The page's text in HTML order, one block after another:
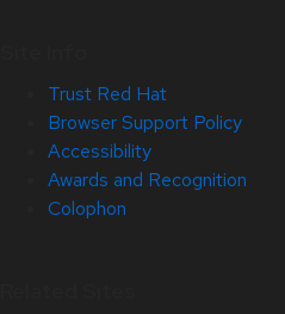
Trust Red Hat
Browser Support Policy
Accessibility
Awards and Recognition
Colophon